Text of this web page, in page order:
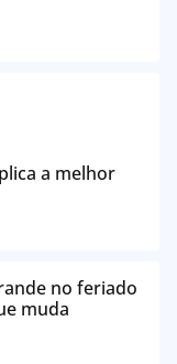
a melhor
no feriado
muda